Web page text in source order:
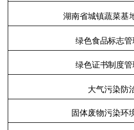
湖南省城镇蔬菜基
绿色食品标志
绿色证书制度
大气污染防
固体废物污染环